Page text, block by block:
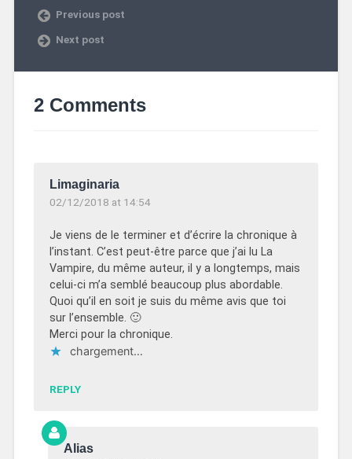
Previous post
Next post
2 Comments
Limaginaria
02/12/2018 at 14:54
Je viens de le terminer et d’écrire la chronique à
l’instant. C’est peut-être parce que j’ai lu La
Vampire, du même auteur, il y a longtemps, mais
celui-ci m’a semblé beaucoup plus abordable.
Quoi qu’il en soit je suis du même avis que toi
sur l’ensemble. 🙂
Merci pour la chronique.
chargement…
REPLY
Alias